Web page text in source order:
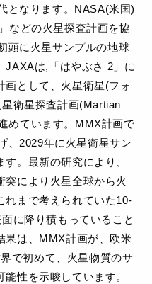
となります。NASA(米国)
などの火星探査計画を協
頭に火星サンプルの地球
JAXAは,「はやぶさ 2」に
画として、火星衛星(フォ
衛星探査計画(Martian
めています。MMX計画で
、2029年に火星衛星サン
。最新の研究により、
突により火星全球から火
れまで考えられていた10-
に降り積もっていること
果は、MMX計画が、欧米
で初めて、火星物質のサ
性を示唆しています。